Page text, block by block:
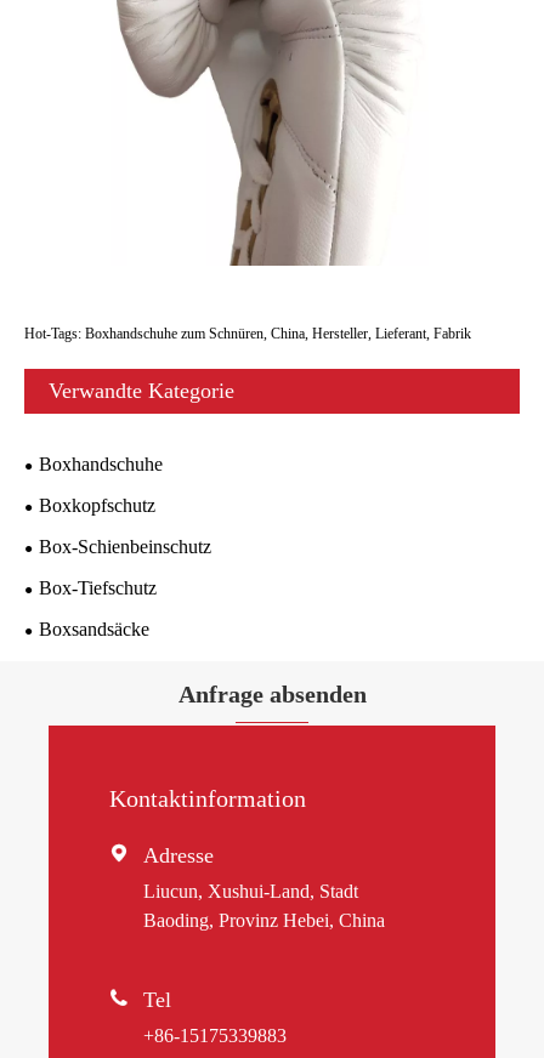
Hot-Tags: Boxhandschuhe zum Schnüren, China, Hersteller, Lieferant, Fabrik
Verwandte Kategorie
Boxhandschuhe
Boxkopfschutz
Box-Schienbeinschutz
Box-Tiefschutz
Boxsandsäcke
Anfrage absenden
Kontaktinformation
 Adresse
Liucun, Xushui-Land, Stadt
Baoding, Provinz Hebei, China
 Tel
+86-15175339883